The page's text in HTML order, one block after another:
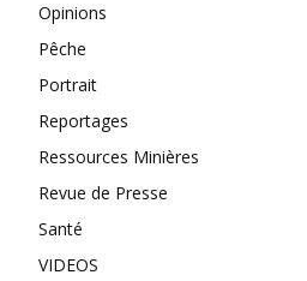
Opinions
Pêche
Portrait
Reportages
Ressources Minières
Revue de Presse
Santé
VIDEOS